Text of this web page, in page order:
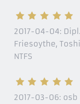
2017-04-04:
Friesoythe,
NTFS
2017-03-06: osb